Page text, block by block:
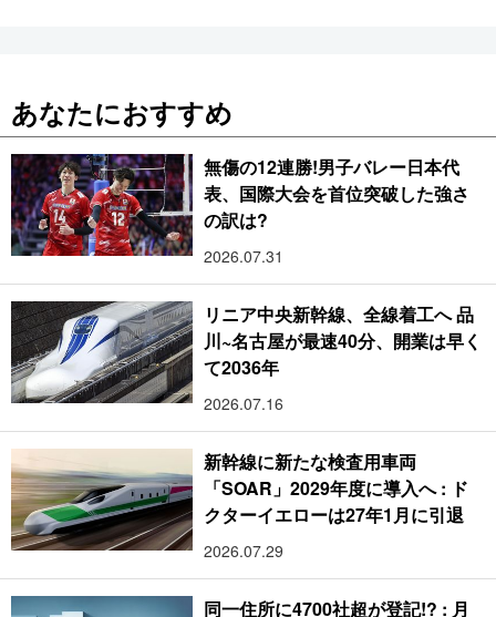
あなたにおすすめ
無傷の12連勝!男子バレー日本代
表、国際大会を首位突破した強さ
の訳は?
2026.07.31
リニア中央新幹線、全線着工へ 品
川~名古屋が最速40分、開業は早く
て2036年
2026.07.16
新幹線に新たな検査用車両
「SOAR」2029年度に導入へ : ド
クターイエローは27年1月に引退
2026.07.29
同一住所に4700社超が登記!? : 月